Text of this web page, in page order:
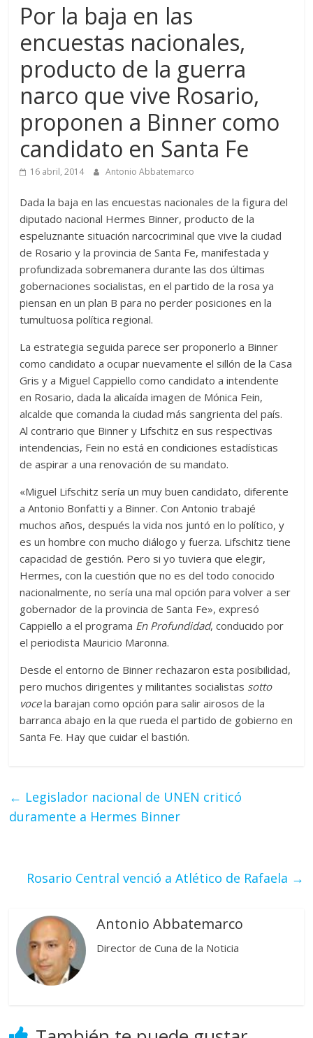
Por la baja en las
encuestas nacionales,
producto de la guerra
narco que vive Rosario,
proponen a Binner como
candidato en Santa Fe
16 abril, 2014 Antonio Abbatemarco
Dada la baja en las encuestas nacionales de la figura del
diputado nacional Hermes Binner, producto de la
espeluznante situación narcocriminal que vive la ciudad
de Rosario y la provincia de Santa Fe, manifestada y
profundizada sobremanera durante las dos últimas
gobernaciones socialistas, en el partido de la rosa ya
piensan en un plan B para no perder posiciones en la
tumultuosa política regional.
La estrategia seguida parece ser proponerlo a Binner
como candidato a ocupar nuevamente el sillón de la Casa
Gris y a Miguel Cappiello como candidato a intendente
en Rosario, dada la alicaída imagen de Mónica Fein,
alcalde que comanda la ciudad más sangrienta del país.
Al contrario que Binner y Lifschitz en sus respectivas
intendencias, Fein no está en condiciones estadísticas
de aspirar a una renovación de su mandato.
«Miguel Lifschitz sería un muy buen candidato, diferente
a Antonio Bonfatti y a Binner. Con Antonio trabajé
muchos años, después la vida nos juntó en lo político, y
es un hombre con mucho diálogo y fuerza. Lifschitz tiene
capacidad de gestión. Pero si yo tuviera que elegir,
Hermes, con la cuestión que no es del todo conocido
nacionalmente, no sería una mal opción para volver a ser
gobernador de la provincia de Santa Fe», expresó
Cappiello a el programa En Profundidad, conducido por
el periodista Mauricio Maronna.
Desde el entorno de Binner rechazaron esta posibilidad,
pero muchos dirigentes y militantes socialistas sotto
vocela barajan como opción para salir airosos de la
barranca abajo en la que rueda el partido de gobierno en
Santa Fe. Hay que cuidar el bastión.
← Legislador nacional de UNEN criticó
duramente a Hermes Binner
Rosario Central venció a Atlético de Rafaela →
Antonio Abbatemarco
Director de Cuna de la Noticia